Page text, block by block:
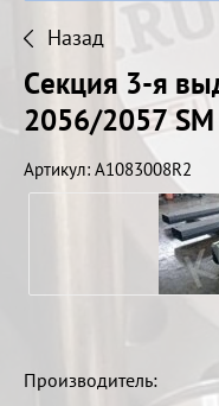
Назад
Секция 3-я
2056/2057 SM
Артикул: A1083008R2
Производитель: